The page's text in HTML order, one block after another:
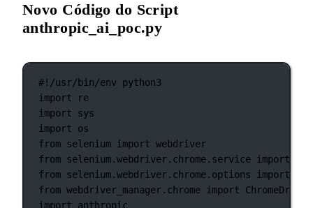
Novo Código do Script
anthropic_ai_poc.py
#!/usr/bin/env python3
import re
import sys
import os
from selenium import webdriver
from selenium.webdriver.chrome.service import
from selenium.webdriver.chrome.options import
from webdriver_manager.chrome import
import anthropic